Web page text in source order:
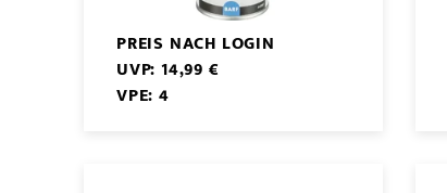
PREIS NACH LOGIN
UVP: 14,99 €
VPE: 4